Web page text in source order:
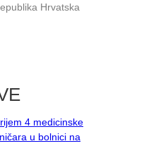
Hrvatska
4 medicinske
u bolnici na